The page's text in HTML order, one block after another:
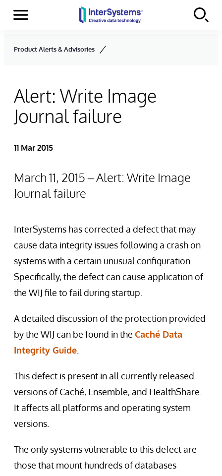
Skip to content
Menu
Product Alerts & Advisories
Alert: Write Image
Journal failure
11 Mar 2015
March 11, 2015 – Alert: Write Image
Journal failure
InterSystems has corrected a defect that may
cause data integrity issues following a crash on
systems with a certain unusual configuration.
Specifically, the defect can cause application of
the WIJ file to fail during startup.
A detailed discussion of the protection provided
by the WIJ can be found in the Caché Data
Integrity Guide
This defect is present in all currently released
versions of Caché, Ensemble, and HealthShare.
It affects all platforms and operating system
versions.
The only systems vulnerable to this defect are
those that mount hundreds of databases